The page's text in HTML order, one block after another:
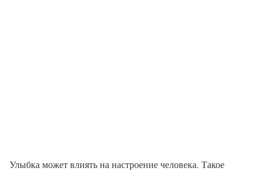
Улыбка может влиять на настроение человека. Такое